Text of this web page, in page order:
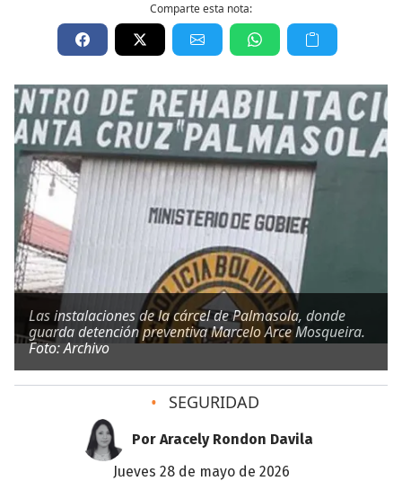
Comparte esta nota:
Las instalaciones de la cárcel de Palmasola, donde
guarda detención preventiva Marcelo Arce Mosqueira.
Foto: Archivo
• SEGURIDAD
Por Aracely Rondon Davila
jueves 28 de mayo de 2026